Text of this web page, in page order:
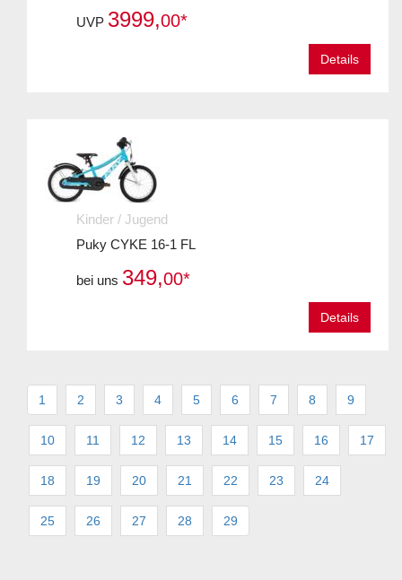
UVP 3999,00*
Details
Kinder / Jugend
Puky CYKE 16-1 FL
bei uns 349,00*
Details
1 2 3 4 5 6 7 8 9
10 11 12 13 14 15 16 17
18 19 20 21 22 23 24
25 26 27 28 29